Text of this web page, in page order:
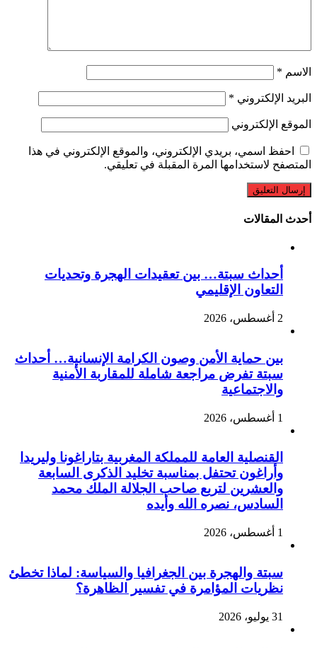
الاسم *
البريد الإلكتروني *
الموقع الإلكتروني
احفظ اسمي، بريدي الإلكتروني، والموقع الإلكتروني في هذا
المتصفح لاستخدامها المرة المقبلة في تعليقي.
أحدث المقالات
أحداث سبتة… بين تعقيدات الهجرة وتحديات
التعاون الإقليمي
2 أغسطس، 2026
بين حماية الأمن وصون الكرامة الإنسانية… أحداث
سبتة تفرض مراجعة شاملة للمقاربة الأمنية
والاجتماعية
1 أغسطس، 2026
القنصلية العامة للمملكة المغربية بتاراغونا وليريدا
وأراغون تحتفل بمناسبة تخليد الذكرى السابعة
والعشرين لتربع صاحب الجلالة الملك محمد
السادس، نصره الله وأيده
1 أغسطس، 2026
سبتة والهجرة بين الجغرافيا والسياسة: لماذا تخطئ
نظريات المؤامرة في تفسير الظاهرة؟
31 يوليو، 2026